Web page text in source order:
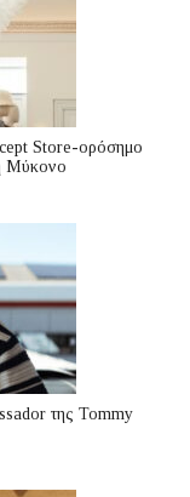
Store-ορόσημο
Μύκονο
της Tommy